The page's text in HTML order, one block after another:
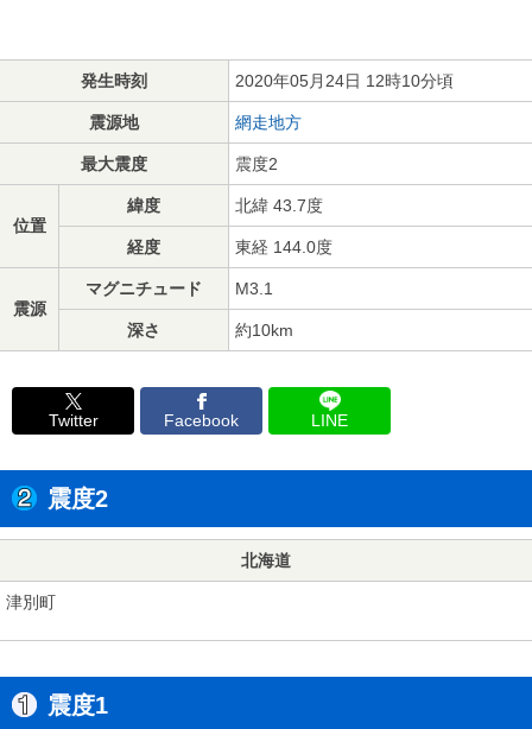
発生時刻 2020年05月24日 12時10分頃
震源地 網走地方
最大震度 震度2
位置
緯度 北緯 43.7度
経度 東経 144.0度
震源
マグニチュード M3.1
深さ 約10km
Twitter Facebook LINE
震度2
北海道
津別町
震度1